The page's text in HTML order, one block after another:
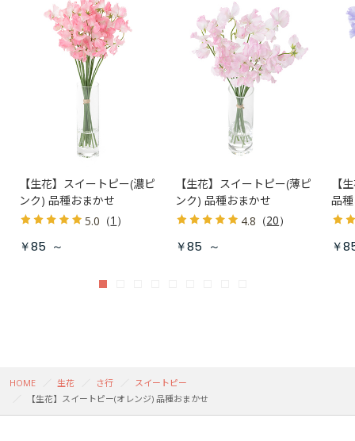
【生花】スイートピー(濃ピ
ンク) 品種おまかせ
5.0 （1 ）
￥85 ～
【生花】スイートピー(薄ピ
ンク) 品種おまかせ
4.8 （20）
￥85 ～
【
品
￥
HOME 生花 さ行
スイートピー
【生花】スイートピー(オレンジ) 品種おまかせ